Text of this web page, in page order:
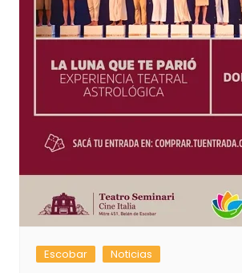
Escobar Noticias